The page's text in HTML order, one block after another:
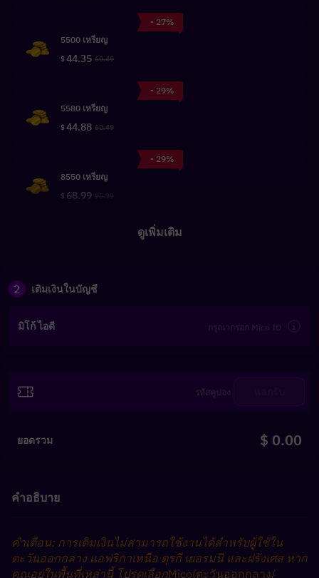
- 27%
5500 เหรียญ
$44.35 60.49
- 29%
5580 เหรียญ
$44.88 62.49
- 29%
8550 เหรียญ
$ 68.99
ดูเพิ่มเติม
2 เติมเงินในบัญชี
มิโก้ ไอดี
ยอดรวม $ 0.00
คำอธิบาย
คำเตือน: การเติมเงินไม่สามารถใช้งานได้สำหรับผู้ใช้ใน
ตะวันออกกลาง แอฟริกาเหนือ ตุรกี เยอรมนี และฝรั่งเศส หาก
คุณอยู่ในพื้นที่เหล่านี้ โปรดเลือกMico(ตะวันออกกลาง/